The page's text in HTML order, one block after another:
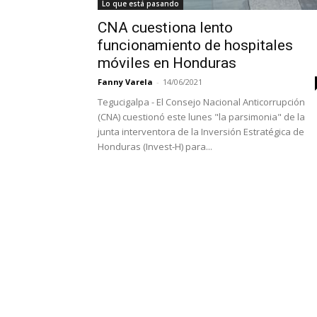
Lo que está pasando
CNA cuestiona lento
funcionamiento de hospitales
móviles en Honduras
Fanny Varela - 14/06/2021
Tegucigalpa - El Consejo Nacional Anticorrupción
(CNA) cuestionó este lunes "la parsimonia" de la
junta interventora de la Inversión Estratégica de
Honduras (Invest-H) para...